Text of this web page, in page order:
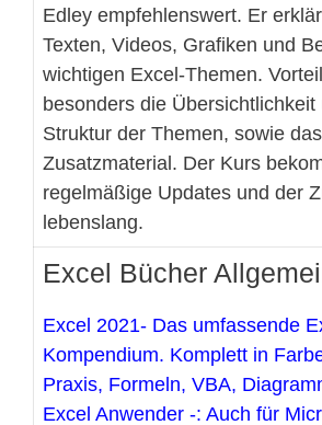
Edley empfehlenswert. Er
Texten, Videos, Grafiken und
wichtigen Excel-Themen.
besonders die Übersichtlichkeit
Struktur der Themen, sowie
Zusatzmaterial. Der Kurs
regelmäßige Updates und der
lebenslang.
Excel Bücher
Excel 2021- Das umfassende
Kompendium. Komplett in
Praxis, Formeln, VBA,
Excel Anwender -: Auch für